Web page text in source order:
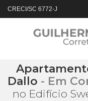
CRECI/SC 6772-J
Dallo - Em
no Edifício